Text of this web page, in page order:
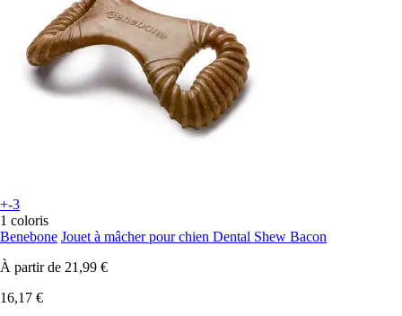
+-3
1 coloris
Benebone Jouet à mâcher pour chien Dental Shew Bacon
À partir de 21,99 €
16,17 €